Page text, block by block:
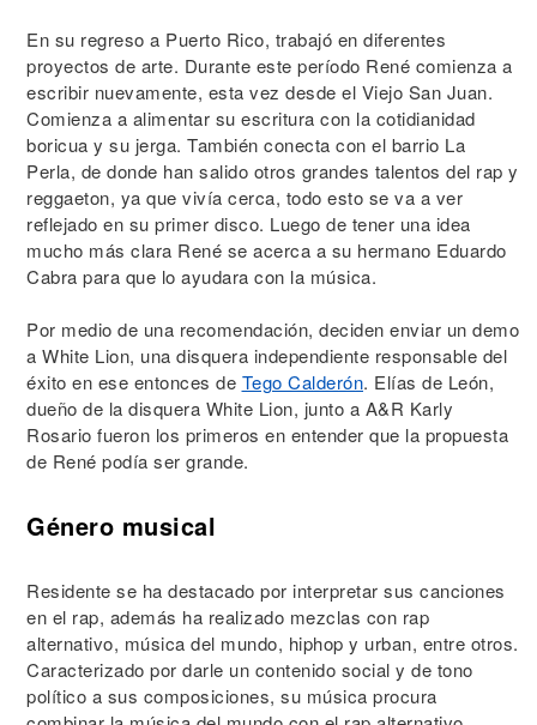
En su regreso a Puerto Rico, trabajó en diferentes
proyectos de arte. Durante este período René comienza a
escribir nuevamente, esta vez desde el Viejo San Juan.
Comienza a alimentar su escritura con la cotidianidad
boricua y su jerga. También conecta con el barrio La
Perla, de donde han salido otros grandes talentos del rap y
reggaeton, ya que vivía cerca, todo esto se va a ver
reflejado en su primer disco. Luego de tener una idea
mucho más clara René se acerca a su hermano Eduardo
Cabra para que lo ayudara con la música.
Por medio de una recomendación, deciden enviar un demo
a White Lion, una disquera independiente responsable del
éxito en ese entonces de Tego Calderón. Elías de León,
dueño de la disquera White Lion, junto a A&R Karly
Rosario fueron los primeros en entender que la propuesta
de René podía ser grande.
Género musical
Residente se ha destacado por interpretar sus canciones
en el rap, además ha realizado mezclas con rap
alternativo, música del mundo, hiphop y urban, entre otros.
Caracterizado por darle un contenido social y de tono
político a sus composiciones, su música procura